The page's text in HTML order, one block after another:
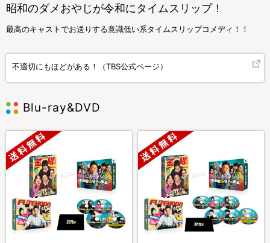
昭和のダメおやじが令和にタイムスリップ！
最高のキャストでお送りする意識低い系タイムスリップコメディ！！
不適切にもほどがある！（TBS公式ページ）
Blu-ray&DVD